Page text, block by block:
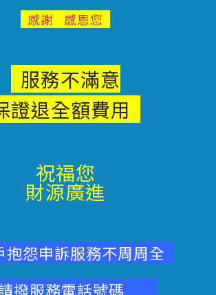
感謝 感恩您
服務不滿意
證退全額費用
祝福您
財源廣進
抱怨申訴服務不周周全
撥服務電話號碼